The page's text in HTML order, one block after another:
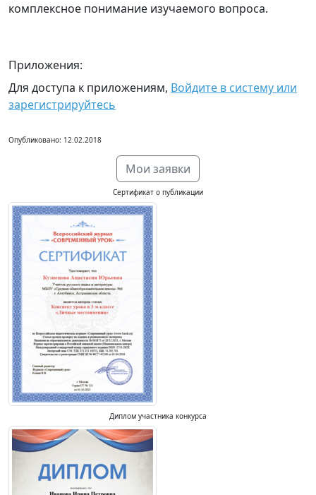
комплексное понимание изучаемого вопроса.
Приложения:
Для доступа к приложениям, Войдите в систему или
зарегистрируйтесь
Опубликовано: 12.02.2018
Мои заявки
Сертификат о публикации
Диплом участника конкурса